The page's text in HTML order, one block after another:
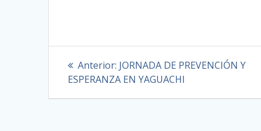
Anterior: JORNADA DE PREVENCIÓN Y
ESPERANZA EN YAGUACHI